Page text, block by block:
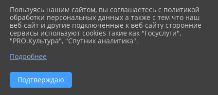
СВОДНАЯ ТАБЛИЦА МЕРОПРИЯТИЙ К 70-
НИХ ВСЕХ УЧАСТНИКОВ
п/
посвященные
70-й
Пользуясь нашим сайтом, вы соглашаетесь с политикой
обработки персональных данных а также с тем что наш
веб-сайт и другие подключенные к веб-сайту сторонние
сервисы используют cookies такие как "Госуслуги",
"PRO.Культура", "Спутник аналитика".
Подробнее
Подтверждаю